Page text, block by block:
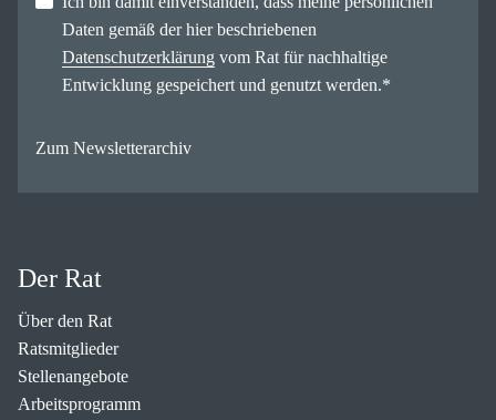
Daten gemäß der hier beschriebenen
Datenschutzerklärung vom Rat für nachhaltige
Entwicklung gespeichert und genutzt werden.*
Zum Newsletterarchiv
Der Rat
Über den Rat
Ratsmitglieder
Stellenangebote
Arbeitsprogramm